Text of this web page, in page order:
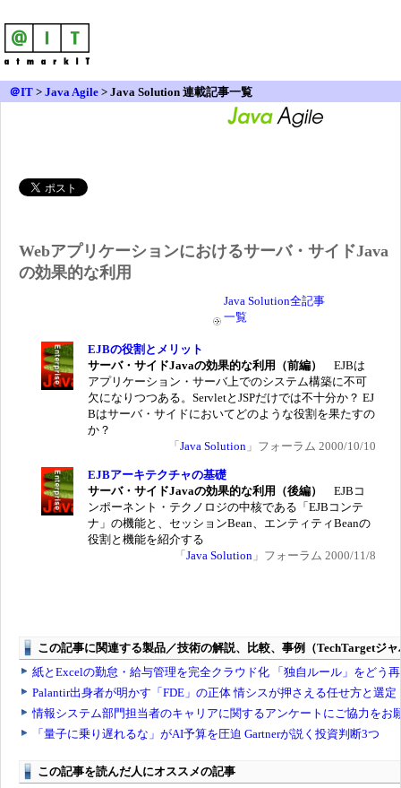
＠IT > Java Agile > Java Solution 連載記事一覧
Webアプリケーションにおけるサーバ・サイドJava
の効果的な利用
Java Solution全記事
一覧
EJBの役割とメリット
サーバ・サイドJavaの効果的な利用（前編） EJBは
アプリケーション・サーバ上でのシステム構築に不可
欠になりつつある。ServletとJSPだけでは不十分か？ EJ
Bはサーバ・サイドにおいてどのような役割を果たすの
か？
「 Java Solution 」フォーラム 2000/10/10
EJBアーキテクチャの基礎
サーバ・サイドJavaの効果的な利用（後編） EJBコ
ンポーネント・テクノロジの中核である「EJBコンテ
ナ」の機能と、セッションBean、エンティティBeanの
役割と機能を紹介する
「 Java Solution 」フォーラム 2000/11/8